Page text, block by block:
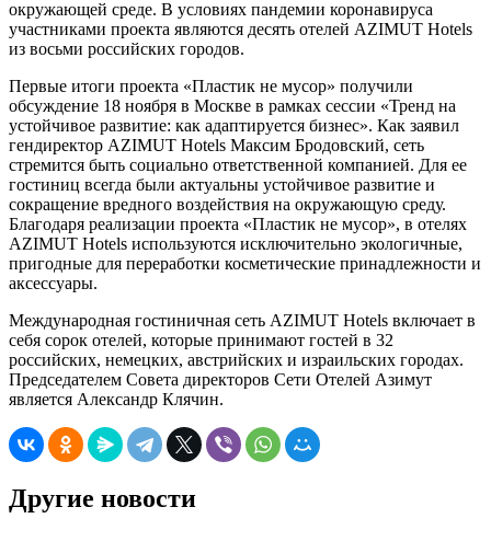
окружающей среде. В условиях пандемии коронавируса
участниками проекта являются десять отелей AZIMUT Hotels
из восьми российских городов.
Первые итоги проекта «Пластик не мусор» получили
обсуждение 18 ноября в Москве в рамках сессии «Тренд на
устойчивое развитие: как адаптируется бизнес». Как заявил
гендиректор AZIMUT Hotels Максим Бродовский, сеть
стремится быть социально ответственной компанией. Для ее
гостиниц всегда были актуальны устойчивое развитие и
сокращение вредного воздействия на окружающую среду.
Благодаря реализации проекта «Пластик не мусор», в отелях
AZIMUT Hotels используются исключительно экологичные,
пригодные для переработки косметические принадлежности и
аксессуары.
Международная гостиничная сеть AZIMUT Hotels включает в
себя сорок отелей, которые принимают гостей в 32
российских, немецких, австрийских и израильских городах.
Председателем Совета директоров Сети Отелей Азимут
является Александр Клячин.
Другие новости